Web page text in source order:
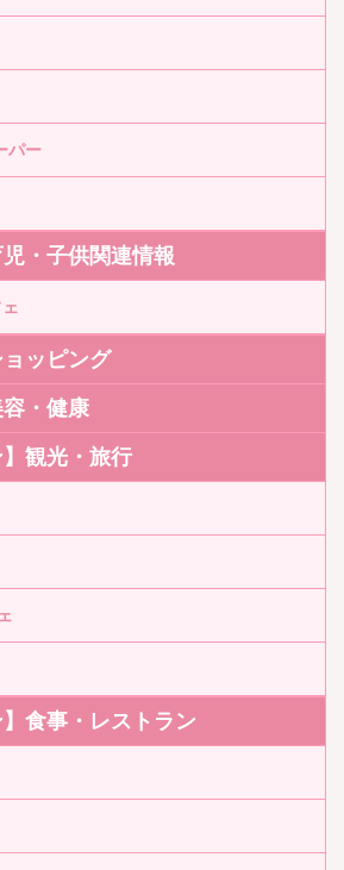
パー
児・子供関連情報
ョッピング
容・健康
】観光・旅行
】食事・レストラン